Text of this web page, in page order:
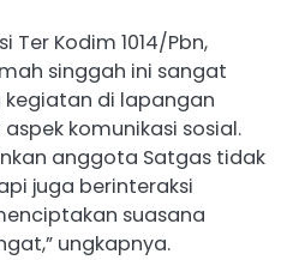
Ter Kodim 1014/Pbn,
singgah ini sangat
di lapangan
komunikasi sosial.
anggota Satgas tidak
juga berinteraksi
suasana
ungkapnya.